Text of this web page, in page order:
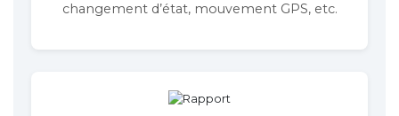
changement d’état, mouvement GPS, etc.